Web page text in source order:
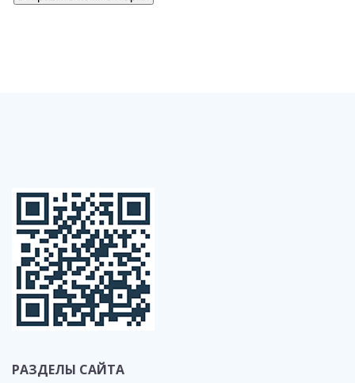
РАЗДЕЛЫ САЙТА